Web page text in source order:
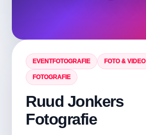
EVENTFOTOGRAFIE FOTO & VIDEO
FOTOGRAFIE
Ruud Jonkers
Fotografie